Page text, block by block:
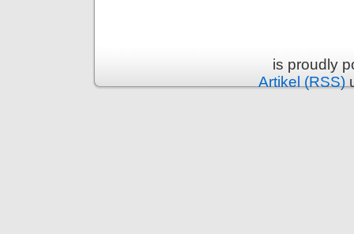
is proudly
Artikel (RSS)